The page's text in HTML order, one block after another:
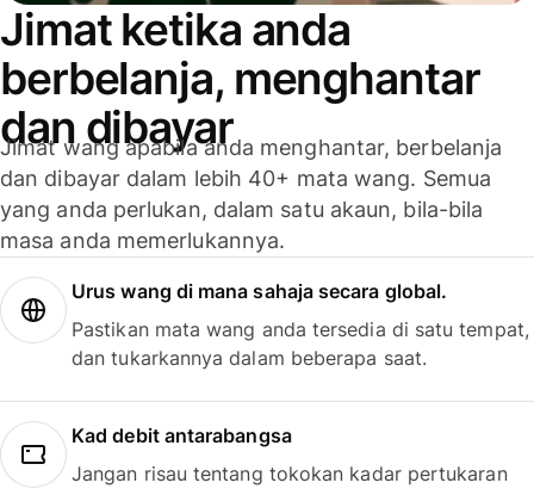
Jimat ketika anda
berbelanja, menghantar
dan dibayar
Jimat wang apabila anda menghantar, berbelanja
dan dibayar dalam lebih 40+ mata wang. Semua
yang anda perlukan, dalam satu akaun, bila-bila
masa anda memerlukannya.
Urus wang di mana sahaja secara global.
Pastikan mata wang anda tersedia di satu tempat,
dan tukarkannya dalam beberapa saat.
Kad debit antarabangsa
Jangan risau tentang tokokan kadar pertukaran